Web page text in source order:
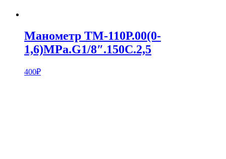
Манометр ТМ-110Р.00(0-
1,6)MPa.G1/8″.150С.2,5
400₽